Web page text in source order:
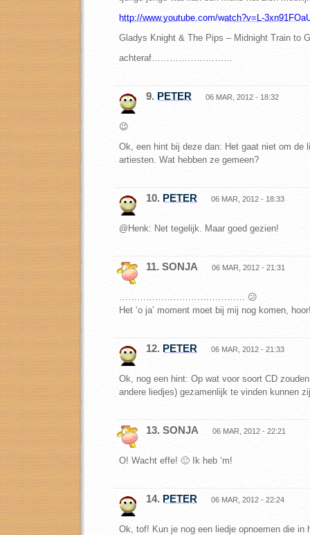
http://www.youtube.com/watch?v=L-
Gladys Knight & The Pips – Midnight Train to
achteraf………………………
9. PETER 06 MAR, 2012 - 18:32
😉
Ok, een hint bij deze dan: Het gaat niet om de
artiesten. Wat hebben ze gemeen?
10. PETER 06 MAR, 2012 - 18:33
@Henk: Net tegelijk. Maar goed gezien!
11. SONJA 06 MAR, 2012 - 21:31
…………………………………… 😕
Het ‘o ja’ moment moet bij mij nog komen,
12. PETER 06 MAR, 2012 - 21:33
Ok, nog een hint: Op wat voor soort CD
andere liedjes) gezamenlijk te vinden kunnen
13. SONJA 06 MAR, 2012 - 22:21
O! Wacht effe! 🙂 Ik heb ‘m!
14. PETER 06 MAR, 2012 - 22:24
Ok, tof! Kun je nog een liedje opnoemen die in